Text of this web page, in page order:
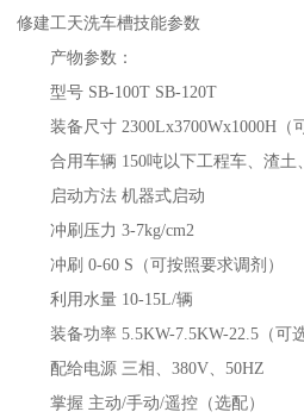
修建工天洗车槽技能参数
产物参数：
型号 SB-100T SB-120T
装备尺寸 2300Lx3700Wx1000H（可
合用车辆 150吨以下工程车、渣土
启动方法 机器式启动
冲刷压力 3-7kg/cm2
冲刷 0-60 S（可按照要求调剂）
利用水量 10-15L/辆
装备功率 5.5KW-7.5KW-22.5（可选
配给电源 三相、380V、50HZ
掌握 主动/手动/遥控（选配）